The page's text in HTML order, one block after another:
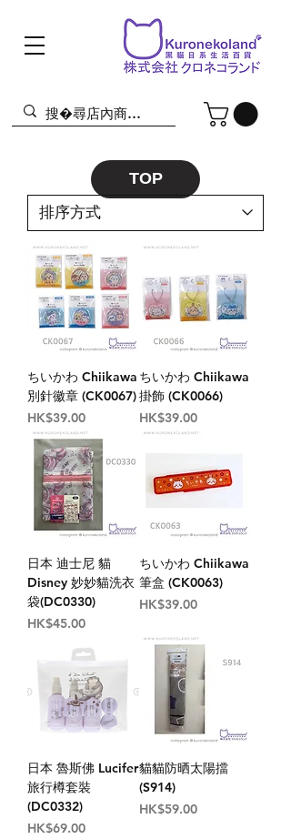
TOP
ちいかわ Chiikawa
別針徽章 (CK0067)
價格
HK$39.00
ちいかわ Chiikawa
掛飾 (CK0066)
價格
HK$39.00
日本 迪士尼 貓
Disney 妙妙貓洗衣
袋(DC0330)
價格
HK$45.00
ちいかわ Chiikawa
筆盒 (CK0063)
價格
HK$39.00
日本 魯斯佛 Lucifer
旅行樽套裝
(DC0332)
價格
HK$69.00
貓貓防晒太陽擋
(S914)
價格
HK$59.00